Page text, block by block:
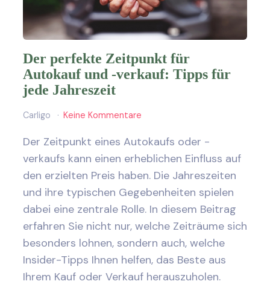
Der perfekte Zeitpunkt für
Autokauf und -verkauf: Tipps für
jede Jahreszeit
Carligo Keine Kommentare
Der Zeitpunkt eines Autokaufs oder -
verkaufs kann einen erheblichen Einfluss auf
den erzielten Preis haben. Die Jahreszeiten
und ihre typischen Gegebenheiten spielen
dabei eine zentrale Rolle. In diesem Beitrag
erfahren Sie nicht nur, welche Zeiträume sich
besonders lohnen, sondern auch, welche
Insider-Tipps Ihnen helfen, das Beste aus
Ihrem Kauf oder Verkauf herauszuholen.